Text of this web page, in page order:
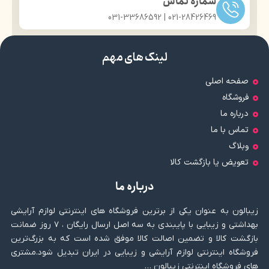
021-28426469 | 031-33686592
لینک های مهم
صفحه اصلی
فروشگاه
درباره ما
تماس با ما
وبلاگ
تعویض یا بازگشت کالا
درباره ما
زیبالون به عنوان یکی از برترین فروشگاه های اینترنتی لوازم آرایشی
بهداشتی و زیبایی با پایبندی به سه اصل ارسال رایگان ، ۷ روز ضمانت
بازگشت کالا و تضمین اصالت کالا موفق شده است که به بزرگ‌ترین
فروشگاه اینترنتی لوازم آرایشی و زیبایی در ایران تبدیل شود.مشتری
های فروشگاه اینترنتی زیبالون …